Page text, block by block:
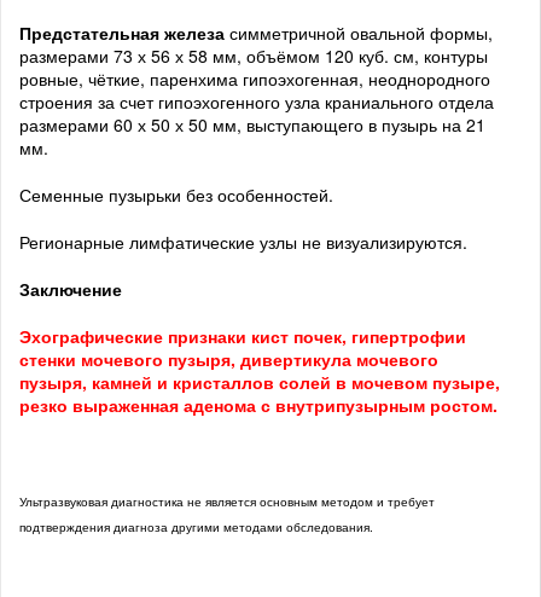
Предстательная железа симметричной овальной формы,
размерами 73 х 56 х 58 мм, объёмом 120 куб. см, контуры
ровные, чёткие, паренхима гипоэхогенная, неоднородного
строения за счет гипоэхогенного узла краниального отдела
размерами 60 х 50 х 50 мм, выступающего в пузырь на 21
мм.
Семенные пузырьки без особенностей.
Регионарные лимфатические узлы не визуализируются.
Заключение
Эхографические признаки кист почек, гипертрофии
стенки мочевого пузыря, дивертикула мочевого
пузыря, камней и кристаллов солей в мочевом пузыре,
резко выраженная аденома с внутрипузырным ростом.
Ультразвуковая диагностика не является основным методом и требует
подтверждения диагноза другими методами обследования.